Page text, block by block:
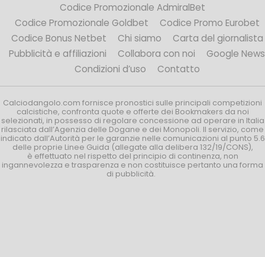
Codice Promozionale AdmiralBet
Codice Promozionale Goldbet
Codice Promo Eurobet
Codice Bonus Netbet
Chi siamo
Carta del giornalista
Pubblicità e affiliazioni
Collabora con noi
Google News
Condizioni d’uso
Contatto
Calciodangolo.com fornisce pronostici sulle principali competizioni
calcistiche, confronta quote e offerte dei Bookmakers da noi
selezionati, in possesso di regolare concessione ad operare in Italia
rilasciata dall’Agenzia delle Dogane e dei Monopoli. Il servizio, come
indicato dall’Autorità per le garanzie nelle comunicazioni al punto 5.6
delle proprie Linee Guida (allegate alla delibera 132/19/CONS),
è effettuato nel rispetto del principio di continenza, non
ingannevolezza e trasparenza e non costituisce pertanto una forma
di pubblicità.